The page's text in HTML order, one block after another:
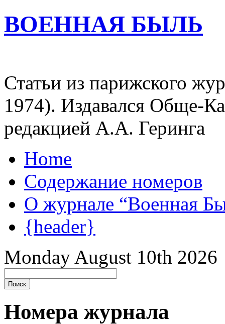
ВОЕННАЯ БЫЛЬ
Статьи из парижского
1974). Издавался Обще-
редакцией А.А. Геринга
Home
Содержание номеров
О журнале “Военная
{header}
Monday August 10th 2026
Номера журнала